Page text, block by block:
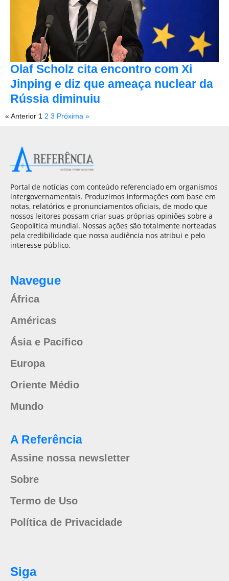
Olaf Scholz cita encontro com Xi
Jinping e diz que ameaça nuclear da
Rússia diminuiu
« Anterior 1 2 3 Próxima »
Portal de notícias com conteúdo referenciado em organismos
intergovernamentais. Produzimos informações com base em
notas, relatórios e pronunciamentos oficiais, de modo que
nossos leitores possam criar suas próprias opiniões sobre a
Geopolítica mundial. Nossas ações são totalmente norteadas
pela credibilidade que nossa audiência nos atribui e pelo
interesse público.
Navegue
África
Américas
Ásia e Pacífico
Europa
Oriente Médio
Mundo
A Referência
Assine nossa newsletter
Sobre
Termo de Uso
Política de Privacidade
Siga